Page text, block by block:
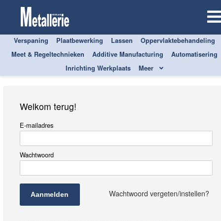
Verspaning Plaatbewerking Lassen
Oppervlaktebehandeling
Meet & Regeltechnieken
Additive Manufacturing
Automatisering
Inrichting Werkplaats
Meer
Aanmelden
Welkom terug!
E-mailadres
Wachtwoord
Aanmelden Wachtwoord vergeten/instellen?